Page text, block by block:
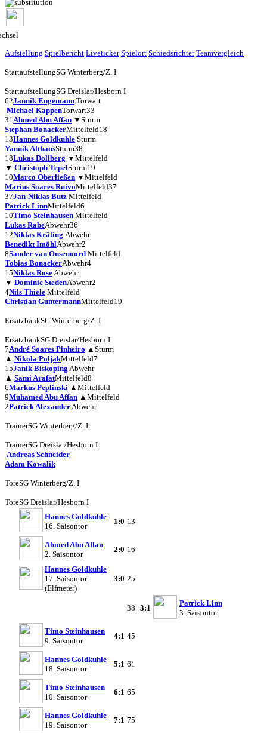
Aufstellung Spielbericht Liveticker Spielort Schiedsrichter Teamvergleich
StartaufstellungSG Winterberg/Z. I
StartaufstellungSG Dreislar/Hesborn I
62Jannik Engemann Torwart
Michael KappenTorwart33
31Ahmed Abu Affan ▼ Sturm
Stephan BonackerMittelfeld18
13Hannes Goldkuhle Sturm
Yannik AlthausSturm38
18Lukas Dollberg ▼ Mittelfeld
▼ Christoph TepelSturm19
10Marco Oberließen ▼ Mittelfeld
Marius Soares RuivoMittelfeld37
37Jan-Niklas Butz Mittelfeld
Patrick LinnMittelfeld6
10Timo Steinhausen Mittelfeld
Lukas RabeAbwehr36
12Niklas Kräling Abwehr
Benedikt ImöhlAbwehr2
8Sander van Onsenoord Mittelfeld
Tobias BonackerAbwehr4
15Niklas RoseAbwehr
▼ Dominic StedenAbwehr2
4Nils Thiele Mittelfeld
Christian GuntermannMittelfeld19
ErsatzbankSG Winterberg/Z. I
ErsatzbankSG Dreislar/Hesborn I
7André Soares Pinheiro ▲ Sturm
▲ Nikola PoljakMittelfeld7
15Janik Biskoping Abwehr
▲ Sami ArafatMittelfeld8
6Markus Peplinski ▲ Mittelfeld
9Muhamed Abu Affan ▲ Mittelfeld
2Patrick AlexanderAbwehr
TrainerSG Winterberg/Z. I
TrainerSG Dreislar/Hesborn I
Andreas Schneider
Adam Kowalik
ToreSG Winterberg/Z. I
ToreSG Dreislar/Hesborn I
Hannes Goldkuhle
16. Saisontor
1:0 13
Ahmed Abu Affan
2. Saisontor
2:0 16
Hannes Goldkuhle
17. Saisontor
(Elfmeter)
3:0 25
38 3:1
Patrick Linn
3. Saisontor
Timo Steinhausen
9. Saisontor
4:1 45
Hannes Goldkuhle
18. Saisontor
5:1 61
Timo Steinhausen
10. Saisontor
6:1 65
Hannes Goldkuhle
19. Saisontor
7:1 75